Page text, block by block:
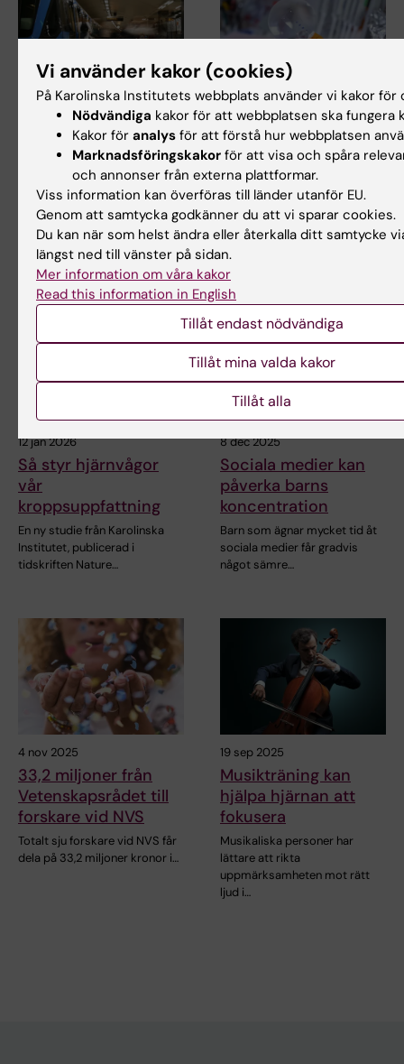
13 mar 2026
"Alla vinner på en
neuromedveten
kollektivtrafik"
För neurodivergenta kan buller
och trängsel bli avgörande
hinder. Mo…
4 feb 2026
Förändringar i
hjärnans energi och
blodkärl kopplade till
CADASIL
En ny studie som publicerats i
Brain visar att skador på små
blodkärl vid…
12 jan 2026
Så styr hjärnvågor
vår
kroppsuppfattning
En ny studie från Karolinska
Institutet, publicerad i
tidskriften Nature…
8 dec 2025
Sociala medier kan
påverka barns
koncentration
Barn som ägnar mycket tid åt
sociala medier får gradvis
något sämre…
4 nov 2025
33,2 miljoner från
Vetenskapsrådet till
forskare vid NVS
Totalt sju forskare vid NVS får
dela på 33,2 miljoner kronor i…
19 sep 2025
Musikträning kan
hjälpa hjärnan att
fokusera
Musikaliska personer har
lättare att rikta
uppmärksamheten mot rätt
ljud i…
Vi använder kakor (cookies)
På Karolinska Institutets webbplats använder vi kakor för
Nödvändiga kakor för att webbplatsen ska fungera
Kakor för analys för att förstå hur webbplatsen
Marknadsföringskakor för att visa och spåra
och annonser från externa plattformar.
Viss information kan överföras till länder utanför EU.
Genom att samtycka godkänner du att vi sparar cookies.
Du kan när som helst ändra eller återkalla ditt samtycke
längst ned till vänster på sidan.
Mer information om våra kakor
Read this information in English
Tillåt endast nödvändiga
Tillåt mina valda kakor
Tillåt alla